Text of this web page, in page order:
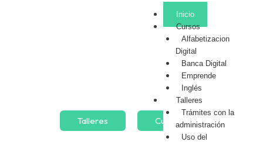
Inicio
Cursos
Alfabetizacion
Digital
Banca Digital
Emprende
Inglés
Talleres
Trámites con la
administración
Uso del
Líderes en Alfabetización
Talleres Cursos